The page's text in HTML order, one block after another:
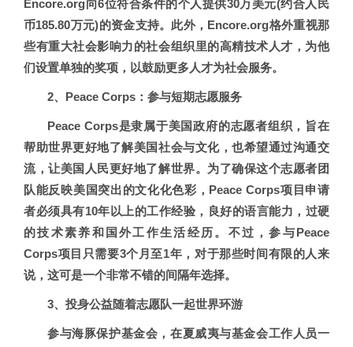
Encore.org向6位符合条件的个人提供30万美元(约合人民
币185.80万元)的资金支持。此外，Encore.org格外重视那
些有重大社会影响力的社会组织里的高精技术人才，为他
们设置单独的奖项，以鼓励更多人才为社会服务。
2、Peace Corps：参与短期志愿服务
Peace Corps是隶属于美国政府的志愿者组织，旨在
帮助世界更好地了解美国社会与文化，也希望通过沟通交
流，让美国人民更好地了解世界。为了确保这个志愿者团
队能反映美国突出的文化化色彩，Peace Corps项目申请
者必须具有10年以上的工作经验，良好的语言能力，过硬
的技术素养和国外工作生活经历。不过，参与Peace
Corps项目只需要3个月至1年，对于那些时间有限的人来
说，这可是一个非常不错的间隔年选择。
3、投身公益随着志愿队一起世界环游
参与海豚保护基金会，在夏威夷与基金会工作人员一